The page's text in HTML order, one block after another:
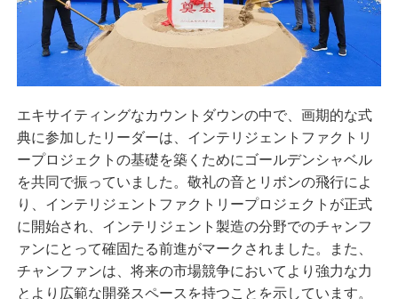
エキサイティングなカウントダウンの中で、画期的な式
典に参加したリーダーは、インテリジェントファクトリ
ープロジェクトの基礎を築くためにゴールデンシャベル
を共同で振っていました。敬礼の音とリボンの飛行によ
り、インテリジェントファクトリープロジェクトが正式
に開始され、インテリジェント製造の分野でのチャンフ
ァンにとって確固たる前進がマークされました。また、
チャンファンは、将来の市場競争においてより強力な力
とより広範な開発スペースを持つことを示しています。